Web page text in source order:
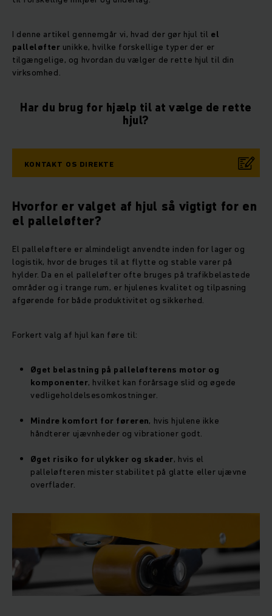
I denne artikel gennemgår vi, hvad der gør hjul til el
palleløfter unikke, hvilke forskellige typer der er
tilgængelige, og hvordan du vælger de rette hjul til din
virksomhed.
Har du brug for hjælp til at vælge de rette
hjul?
KONTAKT OS DIREKTE
Hvorfor er valget af hjul så vigtigt for en
el palleløfter?
El palleløftere er almindeligt anvendte inden for lager og
logistik, hvor de bruges til at flytte og stable varer på
hylder. Da en el palleløfter ofte bruges på trafikbelastede
områder og i trange rum, er hjulenes kvalitet og tilpasning
afgørende for både produktivitet og sikkerhed.
Forkert valg af hjul kan føre til:
Øget belastning på palleløfterens motor og
komponenter, hvilket kan forårsage slid og øgede
vedligeholdelsesomkostninger.
Mindre komfort for føreren, hvis hjulene ikke
håndterer ujævnheder og vibrationer godt.
Øget risiko for ulykker og skader, hvis el
palleløfteren mister stabilitet på glatte eller ujævne
overflader.